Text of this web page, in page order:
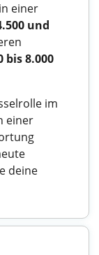
einer
und
bis 8.000
im
einer
deine